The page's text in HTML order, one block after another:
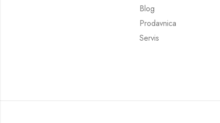
Blog
Prodavnica
Servis